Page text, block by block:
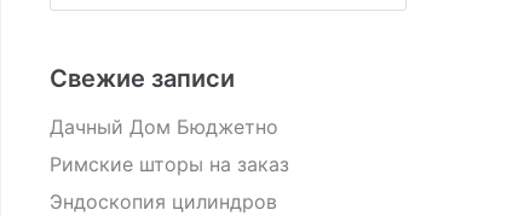
Свежие записи
Дачный Дом Бюджетно
Римские шторы на заказ
Эндоскопия цилиндров